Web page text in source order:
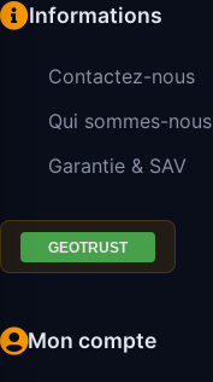
Informations
Contactez-nous
Qui sommes-nous
Garantie & SAV
Mon compte